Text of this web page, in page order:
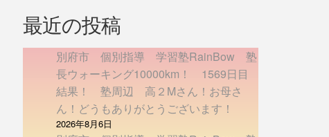
最近の投稿
別府市 個別指導 学習塾RainBow 塾
長ウォーキング10000km！ 1569日目
結果！ 塾周辺 高２Mさん！お母さ
ん！どうもありがとうございます！
2026年8月6日